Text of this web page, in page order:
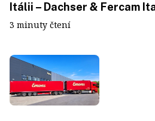
Itálii – Dachser & Fercam
3 minuty čtení